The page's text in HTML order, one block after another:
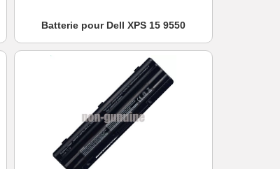
Batterie pour Dell XPS 15 9550